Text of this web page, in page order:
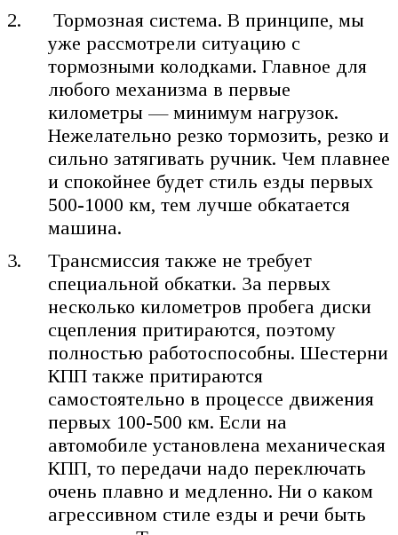
Тормозная система. В принципе, мы
уже рассмотрели ситуацию с
тормозными колодками. Главное для
любого механизма в первые
километры — минимум нагрузок.
Нежелательно резко тормозить, резко и
сильно затягивать ручник. Чем плавнее
и спокойнее будет стиль езды первых
500-1000 км, тем лучше обкатается
машина.
Трансмиссия также не требует
специальной обкатки. За первых
несколько километров пробега диски
сцепления притираются, поэтому
полностью работоспособны. Шестерни
КПП также притираются
самостоятельно в процессе движения
первых 100-500 км. Если на
автомобиле установлена механическая
КПП, то передачи надо переключать
очень плавно и медленно. Ни о каком
агрессивном стиле езды и речи быть